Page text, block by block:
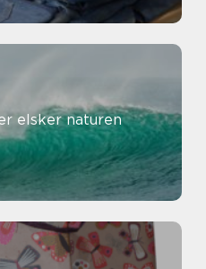
elsker naturen